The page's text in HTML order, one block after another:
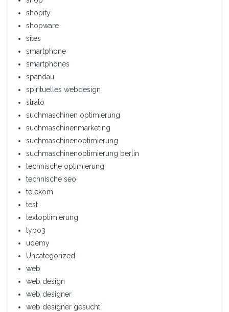
shopify
shopware
sites
smartphone
smartphones
spandau
spirituelles webdesign
strato
suchmaschinen optimierung
suchmaschinenmarketing
suchmaschinenoptimierung
suchmaschinenoptimierung berlin
technische optimierung
technische seo
telekom
test
textoptimierung
typo3
udemy
Uncategorized
web
web design
web designer
web designer gesucht